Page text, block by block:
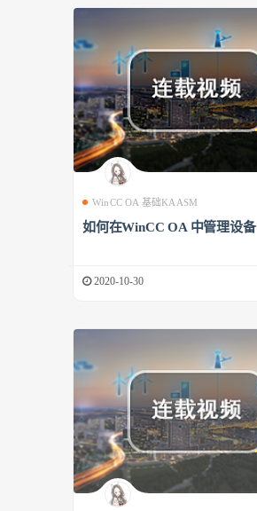
WinCC OA 基础KAASM
如何在WinCC OA 中管理设备
2020-10-30